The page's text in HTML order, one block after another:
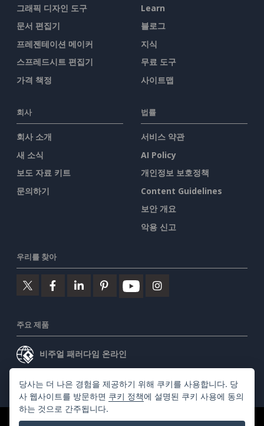
그래픽 디자인 도구
문서 편집기
프레젠테이션 메이커
스프레드시트 편집기
가격 책정
Learn
블로그
지식
무료 도구
사이트맵
회사
회사 소개
새 소식
보도 자료 키트
문의하기
법률
서비스 약관
AI Policy
개인정보 보호정책
Content Guidelines
보안 개요
악용 신고
우리를 찾아
주요 제품
비주얼 패러다임 온라인
비주얼 패러다임 데스크톱
당사는 더 나은 경험을 제공하기 위해 쿠키를 사용합니다. 당
사 웹사이트를 방문하면 쿠키 정책에 설명된 쿠키 사용에 동의
하는 것으로 간주됩니다.